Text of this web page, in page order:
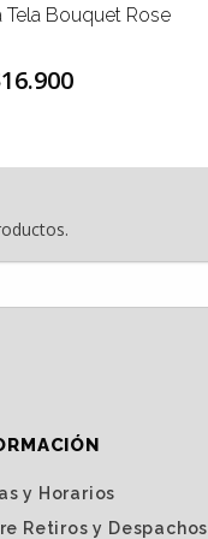
Bouquet Rose
y Horarios
Retiros y Despachos